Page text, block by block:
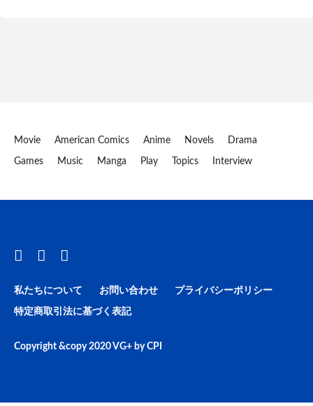
Movie American Comics Anime Novels Drama
Games Music Manga Play Topics Interview
私たちについて お問い合わせ プライバシーポリシー
特定商取引法に基づく表記
Copyright &copy 2020VG+ byCPI